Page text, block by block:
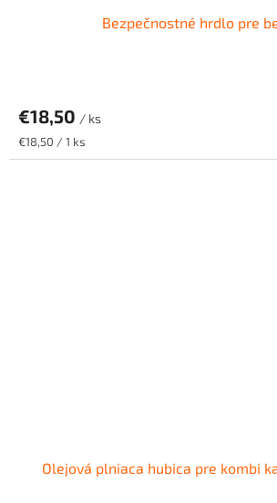
Bezpečnostné hrdlo pre
€18,50 / ks
Jednotková
cena:
€18,50 / 1 ks
Olejová plniaca hubica pre kombi